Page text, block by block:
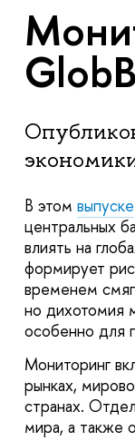
В этом выпуске
центральных
влиять на
формирует
временем
но дихотомия
особенно для
Мониторинг
рынках,
странах.
мира, а также